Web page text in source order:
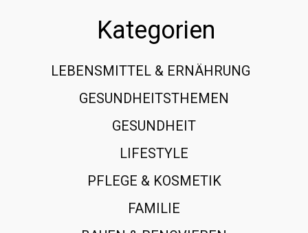
Kategorien
LEBENSMITTEL & ERNÄHRUNG
GESUNDHEITSTHEMEN
GESUNDHEIT
LIFESTYLE
PFLEGE & KOSMETIK
FAMILIE